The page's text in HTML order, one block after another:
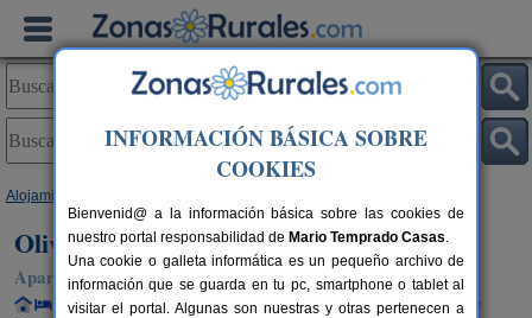
Alojamientos
Olivares
Apartamentos Rurales en Albaricoques de Nijar (Almería)
Alquiler completo y por habitaciones 24+6 plazas
28 km de
INFORMACIÓN BÁSICA SOBRE
COOKIES
Bienvenid@ a la información básica sobre las cookies de
nuestro portal responsabilidad de Mario Temprado Casas.
Una cookie o galleta informática es un pequeño archivo de
información que se guarda en tu pc, smartphone o tablet al
visitar el portal. Algunas son nuestras y otras pertenecen a